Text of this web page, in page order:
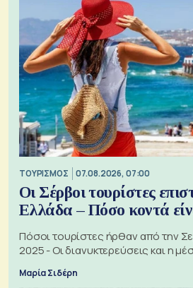
ΤΟΥΡΙΣΜΟΣ 07.08.2026, 07:00
Οι Σέρβοι τουρίστες
Ελλάδα – Πόσο κοντά
Πόσοι τουρίστες ήρθαν από την
2025 - Οι διανυκτερεύσεις και η
Μαρία Σιδέρη